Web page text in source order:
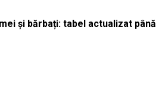
și bărbați: tabel actualizat până